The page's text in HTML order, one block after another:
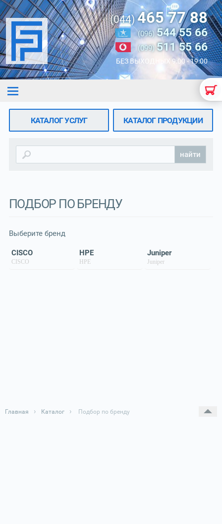
(044)465 77 88
(096)544 55 66
(099) 511 55 66
БЕЗ ВЫХОДНЫХ 9:00 - 19:00
КАТАЛОГ УСЛУГ КАТАЛОГ ПРОДУКЦИИ
найти
ПОДБОР ПО БРЕНДУ
Выберите бренд
CISCO
CISCO
HPE
HPE
Juniper
Juniper
Главная › Каталог › Подбор по бренду